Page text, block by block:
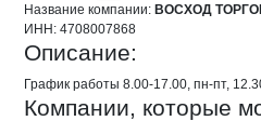
Название компании: ВОСХОД
ИНН: 4708007868
Описание:
График работы 8.00-17.00, пн-пт,
Компании, которые